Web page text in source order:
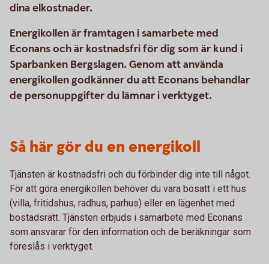
dina elkostnader.
Energikollen är framtagen i samarbete med
Econans och är kostnadsfri för dig som är kund i
Sparbanken Bergslagen. Genom att använda
energikollen godkänner du att Econans behandlar
de personuppgifter du lämnar i verktyget.
Så här gör du en energikoll
Tjänsten är kostnadsfri och du förbinder dig inte till något.
För att göra energikollen behöver du vara bosatt i ett hus
(villa, fritidshus, radhus, parhus) eller en lägenhet med
bostadsrätt. Tjänsten erbjuds i samarbete med Econans
som ansvarar för den information och de beräkningar som
föreslås i verktyget.